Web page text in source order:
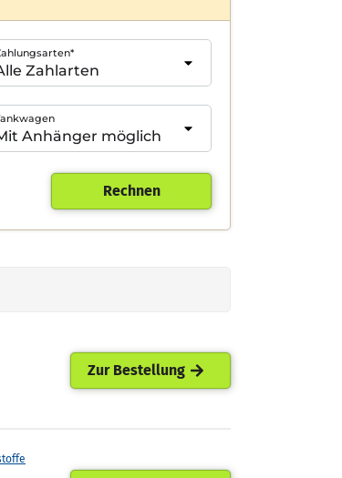
Rechnen
Zur Bestellung